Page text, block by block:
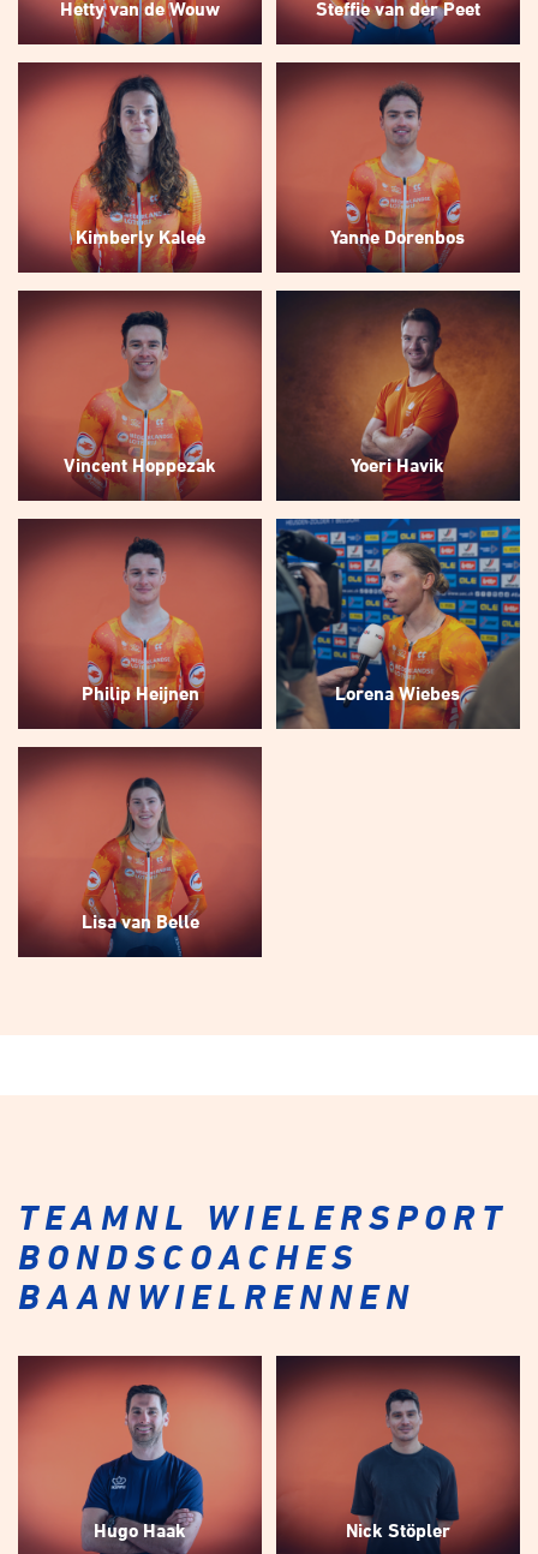
Hetty van de Wouw Steffie van der Peet
Kimberly Kalee Yanne Dorenbos
Vincent Hoppezak Yoeri Havik
Philip Heijnen Lorena Wiebes
Lisa van Belle
TEAMNL WIELERSPORT
BONDSCOACHES
BAANWIELRENNEN
Hugo Haak Nick Stöpler